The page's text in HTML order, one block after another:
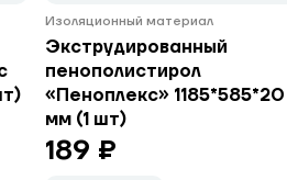
Изоляционный материал
Экструдированный
пенополистирол
«Пеноплекс» 1185*585*20
мм (1 шт)
189 ₽